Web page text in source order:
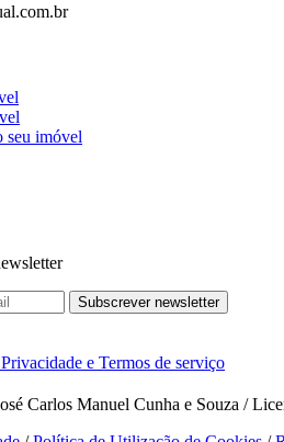
seu imóvel
Subscrever newsletter
e Termos de serviço
Carlos Manuel Cunha e Souza /